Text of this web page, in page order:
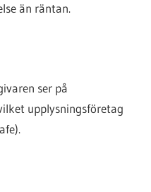
än räntan.
ser på
upplysningsföretag